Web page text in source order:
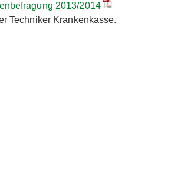
2013/2014
Techniker Krankenkasse.